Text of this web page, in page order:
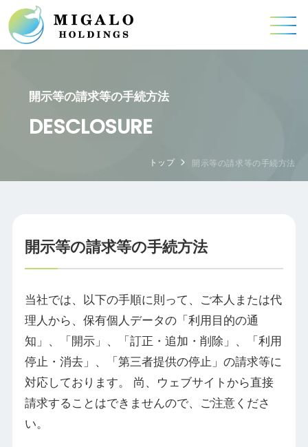
開示等の請求等の手続方法
DESCLOSURE
トップ 開示等の請求等の手続方法
開示等の請求等の手続方法
当社では、以下の手順に則って、ご本人または代
理人から、保有個人データの「利用目的の通
知」、「開示」、「訂正・追加・削除」、「利用
停止・消去」、「第三者提供の停止」の請求等に
対応しております。 尚、ウェブサイトから直接
請求することはできませんので、ご注意くださ
い。